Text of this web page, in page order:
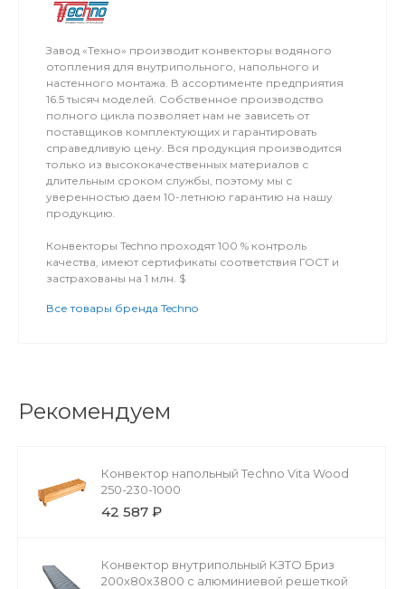
Завод «Техно» производит конвекторы водяного
отопления для внутрипольного, напольного и
настенного монтажа. В ассортименте предприятия
16.5 тысяч моделей. Собственное производство
полного цикла позволяет нам не зависеть от
поставщиков комплектующих и гарантировать
справедливую цену. Вся продукция производится
только из высококачественных материалов с
длительным сроком службы, поэтому мы с
уверенностью даем 10-летнюю гарантию на нашу
продукцию.
Конвекторы Techno проходят 100 % контроль
качества, имеют сертификаты соответствия ГОСТ и
застрахованы на 1 млн. $
Все товары бренда Techno
Рекомендуем
Конвектор напольный Techno Vita Wood
250-230-1000
42 587 ₽
Конвектор внутрипольный КЗТО Бриз
200x80x3800 с алюминиевой решеткой